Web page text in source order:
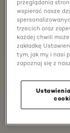
przeglądania
wspierać nasze
trzecich oraz
każdej chwili
zakładkę
tym, jak my i nasi
zapoznaj się z